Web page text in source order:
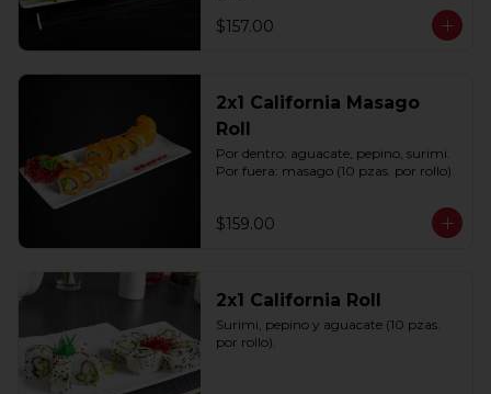
$157.00
2x1 California Masago
Roll
Por dentro: aguacate, pepino, surimi.
Por fuera: masago (10 pzas. por rollo).
$159.00
2x1 California Roll
Surimi, pepino y aguacate (10 pzas.
por rollo).